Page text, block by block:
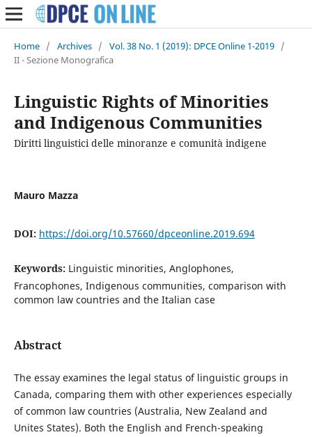
Home / Archives / Vol. 38 No. 1 (2019): DPCE Online 1-2019 /
II - Sezione Monografica
Linguistic Rights of Minorities
and Indigenous Communities
Diritti linguistici delle minoranze e comunità indigene
Mauro Mazza
DOI: https://doi.org/10.57660/dpceonline.2019.694
Keywords: Linguistic minorities, Anglophones,
Francophones, Indigenous communities, comparison with
common law countries and the Italian case
Abstract
The essay examines the legal status of linguistic groups in
Canada, comparing them with other experiences especially
of common law countries (Australia, New Zealand and
Unites States). Both the English and French-speaking